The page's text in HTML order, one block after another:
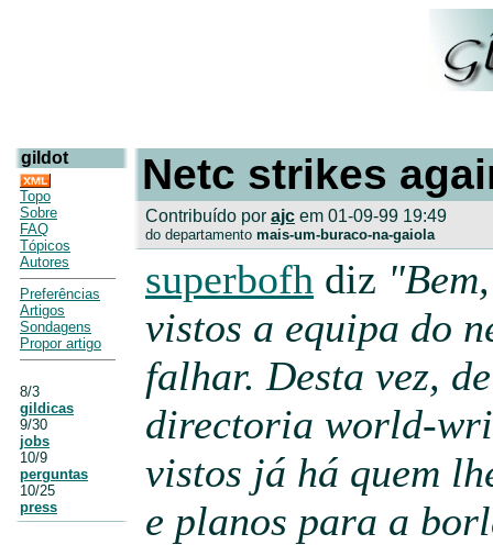
gildot
Topo
Sobre
FAQ
Tópicos
Autores
Preferências
Artigos
Sondagens
Propor artigo
8/3
gildicas
9/30
jobs
10/9
perguntas
10/25
press
Netc strikes
Contribuído por ajc em 01-09-99 19:49
do departamento mais-um-buraco-na-gaiola
superbofh diz
vistos a equipa do
falhar. Desta vez,
directoria world-
vistos já há quem
e planos para a